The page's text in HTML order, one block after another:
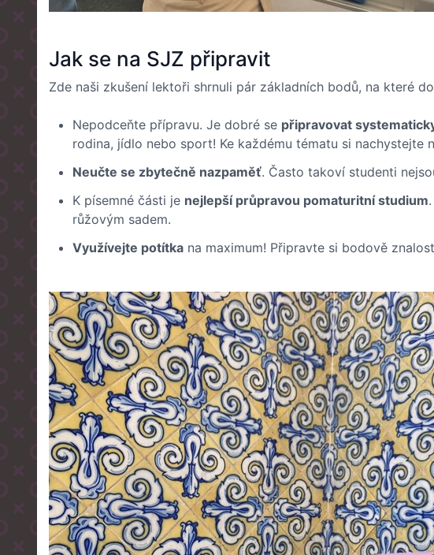
Jak se na SJZ připravit
Zde naši zkušení lektoři shrnuli pár základních bodů, na které
Nepodceňte přípravu. Je dobré se připravovat
rodina, jídlo nebo sport! Ke každému tématu si nachystejte
Neučte se zbytečně nazpaměť. Často takoví studenti
K písemné části je nejlepší průpravou pomaturitní studium
růžovým sadem.
Využívejte potítka na maximum! Připravte si bodově